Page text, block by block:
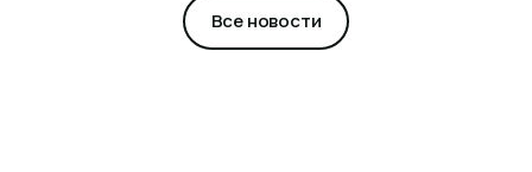
Все новости